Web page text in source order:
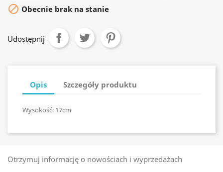
 Obecnie brak na stanie
Udostępnij
Opis Szczegóły produktu
Wysokość: 17cm
Otrzymuj informację o nowościach i wyprzedażach